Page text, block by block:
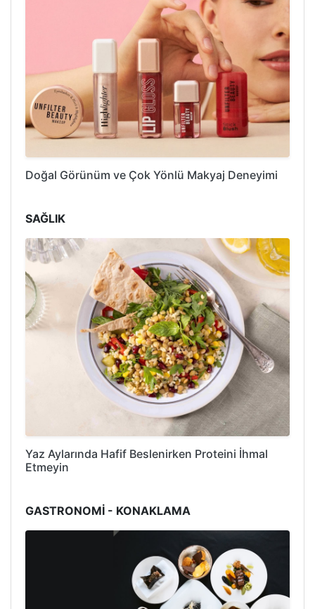
Doğal Görünüm ve Çok Yönlü Makyaj Deneyimi
SAĞLIK
Yaz Aylarında Hafif Beslenirken Proteini İhmal
Etmeyin
GASTRONOMİ - KONAKLAMA